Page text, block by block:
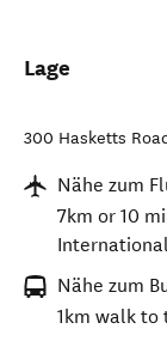
Lage
300 Hasketts Road
Nähe zum
7km or 10
Nähe zum
1km walk to